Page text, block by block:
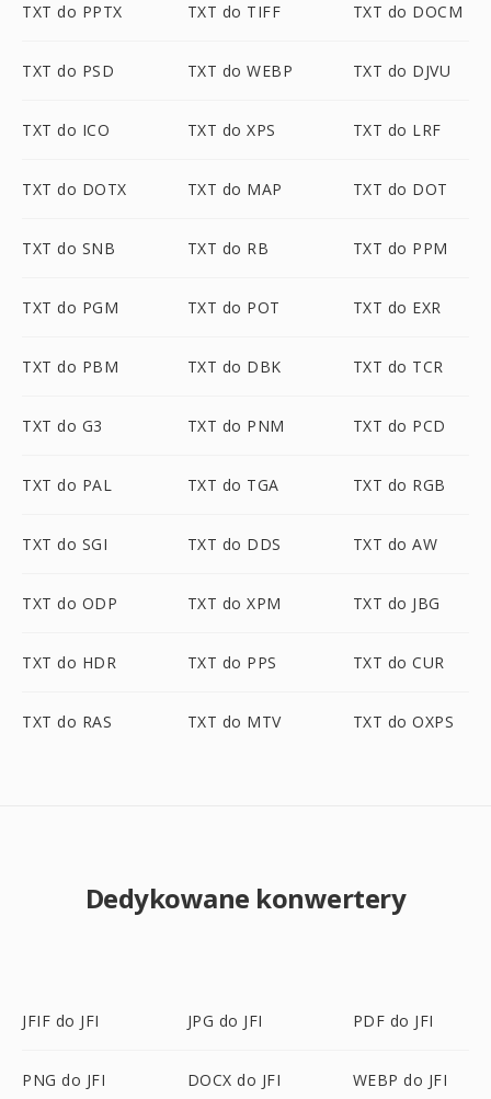
TXT do PPTX TXT do TIFF TXT do DOCM
TXT do PSD TXT do WEBP TXT do DJVU
TXT do ICO TXT do XPS TXT do LRF
TXT do DOTX TXT do MAP TXT do DOT
TXT do SNB TXT do RB TXT do PPM
TXT do PGM TXT do POT TXT do EXR
TXT do PBM TXT do DBK TXT do TCR
TXT do G3 TXT do PNM TXT do PCD
TXT do PAL TXT do TGA TXT do RGB
TXT do SGI TXT do DDS TXT do AW
TXT do ODP TXT do XPM TXT do JBG
TXT do HDR TXT do PPS TXT do CUR
TXT do RAS TXT do MTV TXT do OXPS
Dedykowane konwertery
JFIF do JFI JPG do JFI PDF do JFI
PNG do JFI DOCX do JFI WEBP do JFI